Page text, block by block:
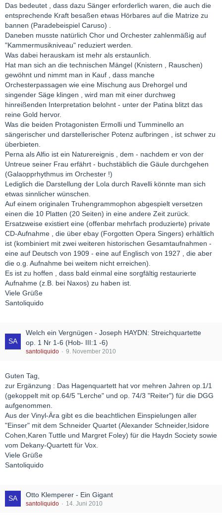
Das bedeutet , dass dazu Sänger erforderlich waren, die auch die
entsprechende Kraft besaßen etwas Hörbares auf die Matrize zu
bannen (Paradebeispiel Caruso) .
Daneben musste natürlich Chor und Orchester zahlenmäßig auf
"Kammermusikniveau" reduziert werden.
Was dabei herauskam ist mehr als erstaunlich.
Hat man sich an die technischen Mängel (Knistern , Rauschen)
gewöhnt und nimmt man in Kauf , dass manche
Orchesterpassagen wie eine Mischung aus Drehorgel und
singender Säge klingen , wird man mit einer durchweg
hinreißenden Interpretation belohnt - unter der Patina blitzt das
reine Gold hervor.
Was die beiden Protagonisten Ermolli und Tumminello an
sängerischer und darstellerischer Potenz aufbringen , ist schwer zu
überbieten.
Perna als Alfio ist ein Naturereignis , dem - nachdem er von der
Untreue seiner Frau erfährt - buchstäblich die Gäule durchgehen
(Galaopprhythmus im Orchester !)
Lediglich die Darstellung der Lola durch Ravelli könnte man sich
etwas sinnlicher wünschen.
Auf einem originalen Truhengrammophon abgespielt versetzen
einen die 10 Platten (20 Seiten) in eine andere Zeit zurück.
Ersatzweise existiert eine (offenbar mehrfach produzierte) private
CD-Aufnahme , die über ebay (Forgotten Opera Singers) erhältlich
ist (kombiniert mit zwei weiteren historischen Gesamtaufnahmen -
eine auf Deutsch von 1909 - eine auf Englisch von 1927 , die aber
die o.g. Aufnahme bei weitem nicht erreichen).
Es ist zu hoffen , dass bald einmal eine sorgfältig restaurierte
Aufnahme (z.B. bei Naxos) zu haben ist.
Viele Grüße
Santoliquido
Welch ein Vergnügen - Joseph HAYDN: Streichquartette
op. 1 Nr 1-6 (Hob- III:1 -6)
santoliquido 9. November 2010
Guten Tag,
zur Ergänzung : Das Hagenquartett hat vor mehren Jahren op.1/1
(gekoppelt mit op.64/5 "Lerche" und op. 74/3 "Reiter") für die DGG
aufgenommen.
Aus der Vinyl-Ära gibt es die beachtlichen Einspielungen aller
"Einser" mit dem Schneider Quartet (Alexander Schneider,Isidore
Cohen,Karen Tuttle und Margret Foley) für die Haydn Society sowie
vom Dekany-Quartett für Vox.
Viele Grüße
Santoliquido
Otto Klemperer - Ein Gigant
santoliquido 14. Juni 2010